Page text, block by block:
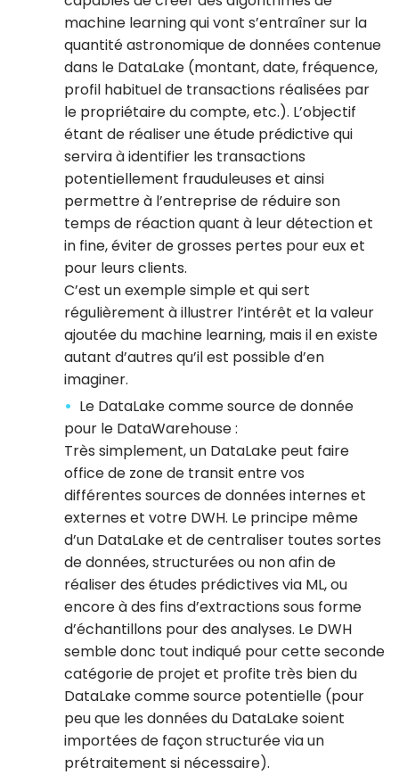
machine learning qui vont s’entraîner sur la
quantité astronomique de données contenue
dans le DataLake (montant, date, fréquence,
profil habituel de transactions réalisées par
le propriétaire du compte, etc.). L’objectif
étant de réaliser une étude prédictive qui
servira à identifier les transactions
potentiellement frauduleuses et ainsi
permettre à l’entreprise de réduire son
temps de réaction quant à leur détection et
in fine, éviter de grosses pertes pour eux et
pour leurs clients.
C’est un exemple simple et qui sert
régulièrement à illustrer l’intérêt et la valeur
ajoutée du machine learning, mais il en existe
autant d’autres qu’il est possible d’en
imaginer.
Le DataLake comme source de donnée
pour le DataWarehouse :
Très simplement, un DataLake peut faire
office de zone de transit entre vos
différentes sources de données internes et
externes et votre DWH. Le principe même
d’un DataLake et de centraliser toutes sortes
de données, structurées ou non afin de
réaliser des études prédictives via ML, ou
encore à des fins d’extractions sous forme
d’échantillons pour des analyses. Le DWH
semble donc tout indiqué pour cette seconde
catégorie de projet et profite très bien du
DataLake comme source potentielle (pour
peu que les données du DataLake soient
importées de façon structurée via un
prétraitement si nécessaire).